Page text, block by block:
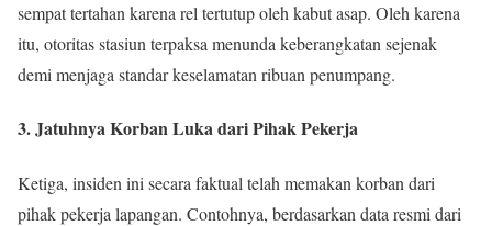
sempat tertahan karena rel tertutup oleh kabut asap. Oleh karena
itu, otoritas stasiun terpaksa menunda keberangkatan sejenak
demi menjaga standar keselamatan ribuan penumpang.
3. Jatuhnya Korban Luka dari Pihak Pekerja
Ketiga, insiden ini secara faktual telah memakan korban dari
pihak pekerja lapangan. Contohnya, berdasarkan data resmi dari